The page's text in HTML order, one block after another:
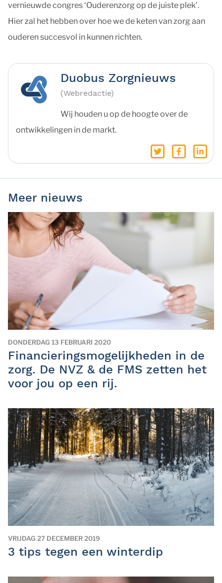
vernieuwde congres ‘Ouderenzorg op de juiste plek’.
Hier zal het hebben over hoe we de keten van zorg aan
ouderen succesvol in kunnen richten.
Duobus Zorgnieuws
(Webredactie)
Wij houden u op de hoogte over de
ontwikkelingen in de markt.
Meer nieuws
DONDERDAG 13 FEBRUARI 2020
Financieringsmogelijkheden in de
zorg. De NVZ & de FMS zetten het
voor jou op een rij.
VRIJDAG 27 DECEMBER 2019
3 tips tegen een winterdip